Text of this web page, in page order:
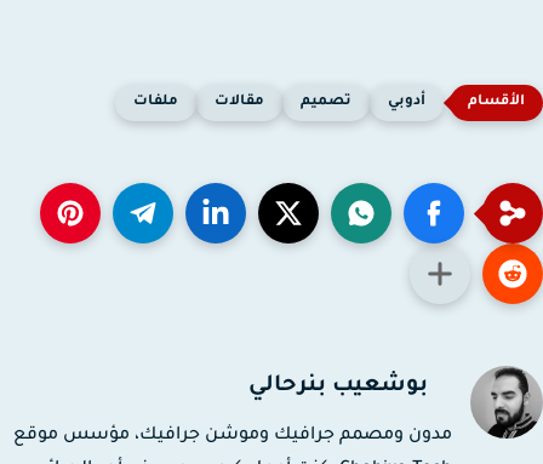
أدوبي تصميم مقالات ملفات
بوشعيب بنرحالي
مدون ومصمم جرافيك وموشن جرافيك، مؤسس موقع